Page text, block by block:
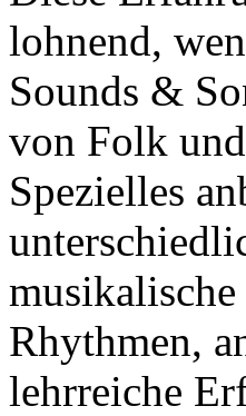
lohnend,
Sounds &
von Folk
Spezielles
Rhythmen,
lehrreiche